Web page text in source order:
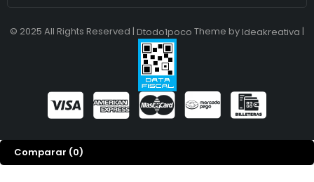
© 2025 All Rights Reserved | Dtodo1poco Theme by Ideakreativa |
Comparar (0)